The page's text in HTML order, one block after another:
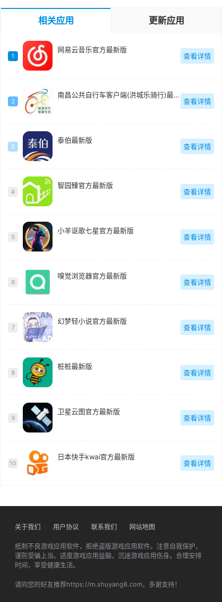
相关应用 更新应用
1
网易云音乐官方最新版
查看详情
2
南昌公共自行车客户端(洪城乐骑行)最新版
查看详情
3
泰伯最新版
查看详情
4
智园臻官方最新版
查看详情
5
小羊讴歌七星官方最新版
查看详情
6
嗅觉浏览器官方最新版
查看详情
7
幻梦轻小说官方最新版
查看详情
8
桩桩最新版
查看详情
9
卫星云图官方最新版
查看详情
10
日本快手kwai官方最新版
查看详情
关于我们 用户协议 联系我们 网站地图
抵制不良游戏应用软件，拒绝盗版游戏应用软件。注意自我保护，
谨防受骗上当。适度游戏应用益脑，沉迷游戏应用伤身。合理安排
时间，享受健康生活。
请向您的好友推荐https://m.shuyang8.com，多谢支持！